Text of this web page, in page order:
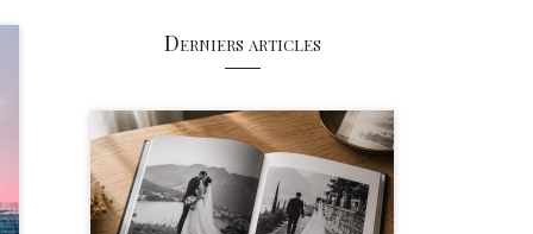
Derniers articles